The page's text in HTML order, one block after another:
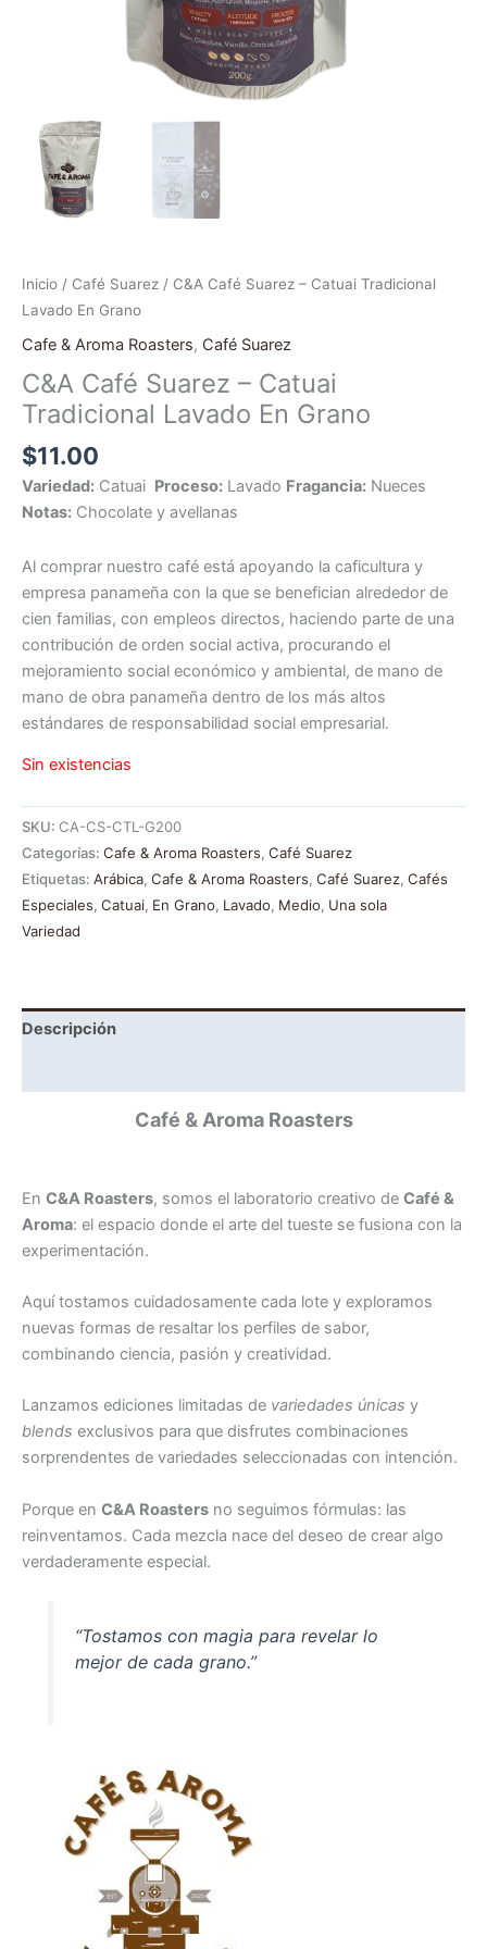
Inicio / Café Suarez / C&A Café Suarez – Catuai Tradicional
Lavado En Grano
Cafe & Aroma Roasters, Café Suarez
C&A Café Suarez – Catuai
Tradicional Lavado En Grano
$11.00
Variedad: Catuai Proceso: Lavado Fragancia: Nueces
Notas: Chocolate y avellanas
Al comprar nuestro café está apoyando la caficultura y
empresa panameña con la que se benefician alrededor de
cien familias, con empleos directos, haciendo parte de una
contribución de orden social activa, procurando el
mejoramiento social económico y ambiental, de mano de
mano de obra panameña dentro de los más altos
estándares de responsabilidad social empresarial.
Sin existencias
SKU: CA-CS-CTL-G200
Categorías: Cafe & Aroma Roasters, Café Suarez
Etiquetas: Arábica, Cafe & Aroma Roasters, Café Suarez, Cafés
Especiales, Catuai, En Grano, Lavado, Medio, Una sola
Variedad
Descripción
Café & Aroma Roasters
En C&A Roasters, somos el laboratorio creativo de Café &
Aroma: el espacio donde el arte del tueste se fusiona con la
experimentación.
Aquí tostamos cuidadosamente cada lote y exploramos
nuevas formas de resaltar los perfiles de sabor,
combinando ciencia, pasión y creatividad.
Lanzamos ediciones limitadas de variedades únicas y
blends exclusivos para que disfrutes combinaciones
sorprendentes de variedades seleccionadas con intención.
Porque en C&A Roasters no seguimos fórmulas: las
reinventamos. Cada mezcla nace del deseo de crear algo
verdaderamente especial.
“Tostamos con magia para revelar lo
mejor de cada grano.”